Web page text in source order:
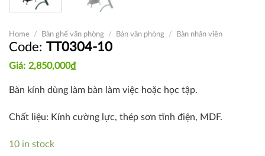
Home / Bàn ghế văn phòng / Bàn văn phòng / Bàn nhân viên
TT0304-10
2,850,000₫
Bàn kính dùng làm bàn làm việc hoặc học tập.
Chất liệu: Kính cường lực, thép sơn tĩnh điện, MDF.
10 in stock